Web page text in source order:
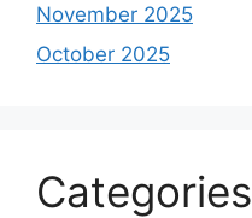
November 2025
October 2025
Categories